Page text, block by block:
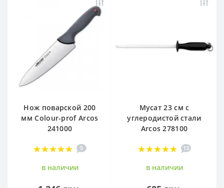
Нож поварской 200
мм Сolour-prof Arcos
241000
5
в наличии
Мусат 23 см с
углеродистой стали
Arcos 278100
13
в наличии